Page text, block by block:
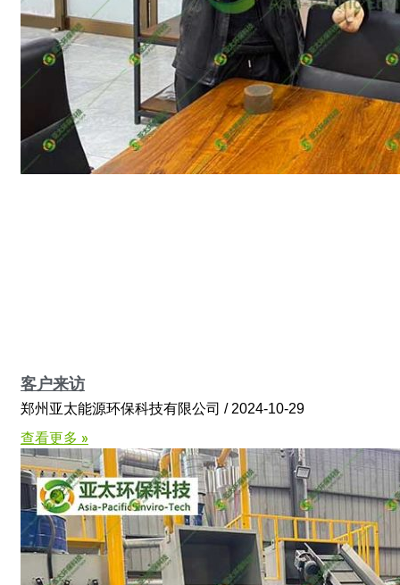
客户来访
郑州亚太能源环保科技有限公司 2024-10-29
查看更多 »